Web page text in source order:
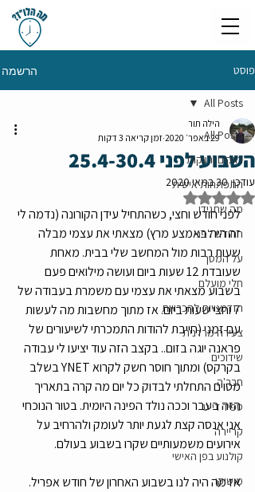
פוסט הרשמה
All Posts
רווקים ורווקות
התפתחות אישית
מה שתגידו
החודש לפני
על המסך
חלי מועלם
הזדמנויות להכרויות
צעירה מרדנית
שידוכים
חבר'ה
ספיד דייט
קריירה
קולנוע בפן האישי
מושיקו
All Posts
השבוע לפני 25.4-30.4
הילה תור
29 באפר׳ 2020
זמן קריאה 3 דקות
עודכן:30 במאי 2020
דירוג של NaN מתוך 5 כוכבים
לפני חודש וחצי, כשהתחיל עידן הקורונה (נדמה לי
זה היה באמצע מרץ) מצאתי את עצמי מבלה
שעות רבות מול המחשב שלי בבית. מאחת
שעובדת 12 שעות ביום ועושה מילואים פעם
בשבוע מצאתי את עצמי עם משמרת בעבודה של
7 וחצי שעות ביום. אז מתוך מחשבות מה לעשות
עם זמני (חייבת להודות התמכרתי לשיעורים של
פראנה יוגה בזום.. בקצב הזה עוד יציעו לי עבודה
בקרקס) ומתוך חוסר חשק לקרוא YNET בשלב
מסוים התחלתי לבדוק כל יום מה קרה בתאריך
הזה בעבר וככה נולד הפינה היומית. בטור הנוכחי
אני אנסה קצת לגעת יותר לעומק ולהרחיב על
אירועים משמעותיים שקרו בשבוע בעולם.
אז מה היה לנו בשבוע האחרון של חודש אפריל.